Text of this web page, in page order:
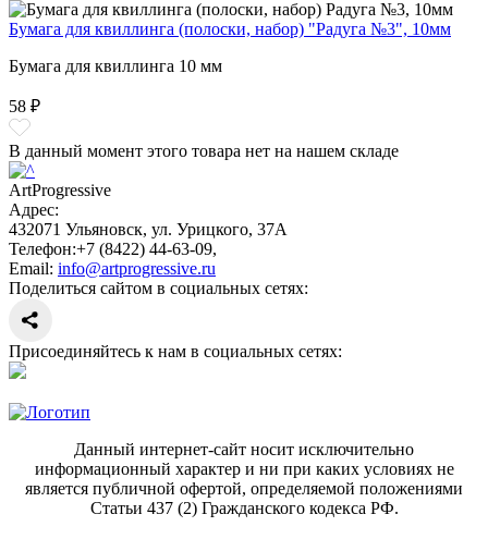
Бумага для квиллинга (полоски, набор) "Радуга №3", 10мм
Бумага для квиллинга 10 мм
58 ₽
В данный момент этого товара нет на нашем складе
ArtProgressive
Адрес:
432071 Ульяновск, ул. Урицкого, 37А
Телефон:+7 (8422) 44-63-09,
Email: info@artprogressive.ru
Поделиться сайтом в социальных сетях:
Присоединяйтесь к нам в социальных сетях:
Данный интернет-сайт носит исключительно
информационный характер и ни при каких условиях не
является публичной офертой, определяемой положениями
Статьи 437 (2) Гражданского кодекса РФ.